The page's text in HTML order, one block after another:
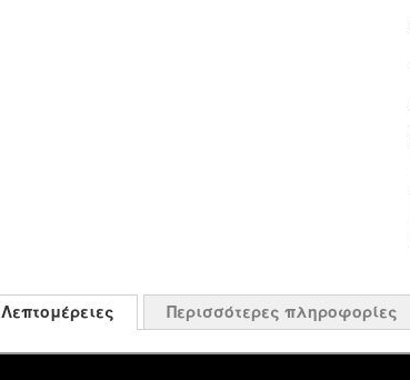
Λεπτομέρειες Περισσότερες πληροφορίες